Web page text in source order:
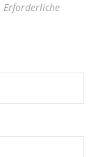
Erforderliche